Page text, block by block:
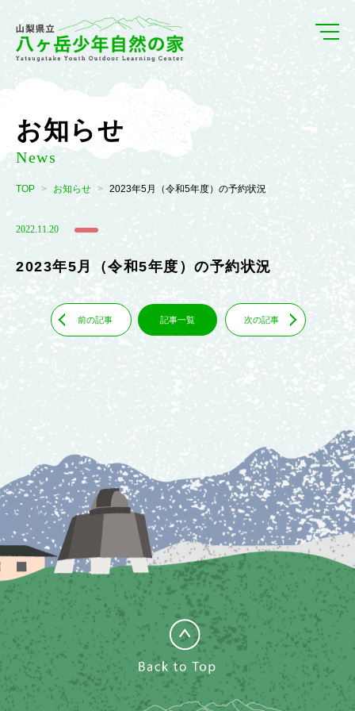
お知らせ
News
TOP お知らせ 2023年5月（令和5年度）の予約状況
2022.11.20
2023年5月（令和5年度）の予約状況
前の記事 記事一覧 次の記事